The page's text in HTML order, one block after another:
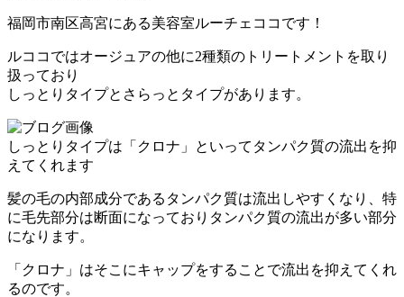
福岡市南区高宮にある美容室ルーチェココです！
ルココではオージュアの他に2種類のトリートメントを取り
扱っており
しっとりタイプとさらっとタイプがあります。
しっとりタイプは「クロナ」といってタンパク質の流出を抑
えてくれます
髪の毛の内部成分であるタンパク質は流出しやすくなり、特
に毛先部分は断面になっておりタンパク質の流出が多い部分
になります。
「クロナ」はそこにキャップをすることで流出を抑えてくれ
るのです。